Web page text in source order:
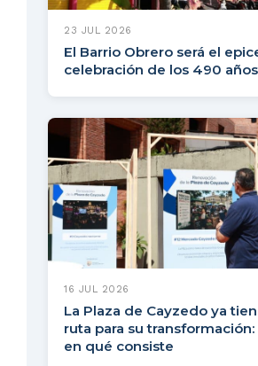
23 JUL 2026
El Barrio Obrero será el
celebración de los 490
16 JUL 2026
La Plaza de Cayzedo ya
ruta para su
en qué consiste